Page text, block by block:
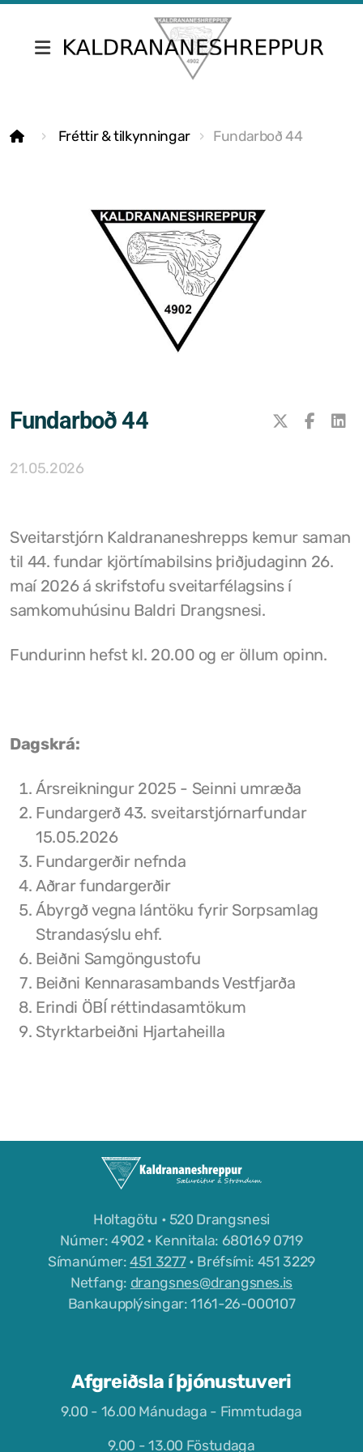
Fréttir & tilkynningar Fundarboð 44
Fundarboð 44
21.05.2026
Sveitarstjórn Kaldrananeshrepps kemur saman
til 44. fundar kjörtímabilsins þriðjudaginn 26.
maí 2026 á skrifstofu sveitarfélagsins í
samkomuhúsinu Baldri Drangsnesi.
Fundurinn hefst kl. 20.00 og er öllum opinn.
Dagskrá:
Ársreikningur 2025 - Seinni umræða
Fundargerð 43. sveitarstjórnarfundar
15.05.2026
Fundargerðir nefnda
Aðrar fundargerðir
Ábyrgð vegna lántöku fyrir Sorpsamlag
Strandasýslu ehf.
Beiðni Samgöngustofu
Beiðni Kennarasambands Vestfjarða
Erindi ÖBÍ réttindasamtökum
Styrktarbeiðni Hjartaheilla
Holtagötu • 520 Drangsnesi
Númer: 4902 • Kennitala: 680169 0719
Símanúmer:451 3277• Bréfsími: 451 3229
Netfang: drangsnes@drangsnes.is
Bankaupplýsingar: 1161-26-000107
Afgreiðsla í þjónustuveri
9.00 - 16.00 Mánudaga - Fimmtudaga
9.00 - 13.00 Föstudaga
Skrifstofa Kaldrananeshrepps
Fundargerðir sveitarstjórnar
Stefnur og áætlanir
Skipulag og framkvæmdir
Hitaveita Drangsness
Félagsþjónusta Stranda og Reykhólahrepps
Grunnskóli Drangsness
Frístundastyrkur
Félagsmiðstöðin Ozon
Siglingar út í Grímsey
Veiðileyfi
Kotbýli Kuklarans/Galdrasýning
Gönguleiðir í Kaldrananeshreppi
Hafnir í Kaldrananeshreppi
Fiskvinnslan Drangur
Gvendarlaug hins góða
Líkamsræktarstöð Drangsness
Pottarnir á Drangsnesi
Samkomuhúsið Baldur
Veitingastaðir